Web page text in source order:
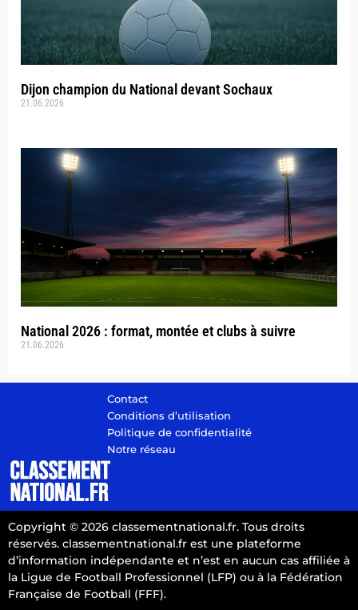
Dijon champion du National devant Sochaux
21.06.2026
National 2026 : format, montée et clubs à suivre
21.06.2026
Contact
Conditions d’utilisation
Politique de confidentialité
Notre réseau
Copyright © 2026 classementnational.fr. Tous droits
réservés. classementnational.fr est une plateforme
d’information indépendante et n’est en aucun cas affiliée à
la Ligue de Football Professionnel (LFP) ou à la Fédération
Française de Football (FFF).